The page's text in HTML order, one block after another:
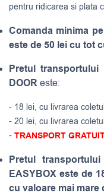
pentru ridicarea si plata
Comanda minima
este de 50 lei cu tot
Pretul transportului
DOOReste:
- 18 lei, cu livrarea
- 20 lei, cu livrarea
- TRANSPORT
Pretul
EASYBOX este de
cu valoare mai mare